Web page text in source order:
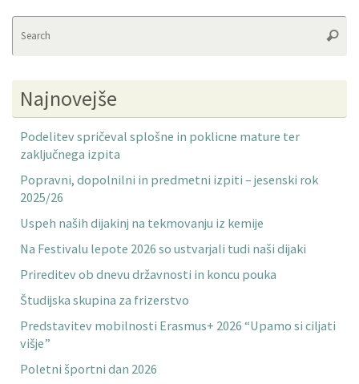
Najnovejše
Podelitev spričeval splošne in poklicne mature ter
zaključnega izpita
Popravni, dopolnilni in predmetni izpiti – jesenski rok
2025/26
Uspeh naših dijakinj na tekmovanju iz kemije
Na Festivalu lepote 2026 so ustvarjali tudi naši dijaki
Prireditev ob dnevu državnosti in koncu pouka
Študijska skupina za frizerstvo
Predstavitev mobilnosti Erasmus+ 2026 “Upamo si ciljati
višje”
Poletni športni dan 2026